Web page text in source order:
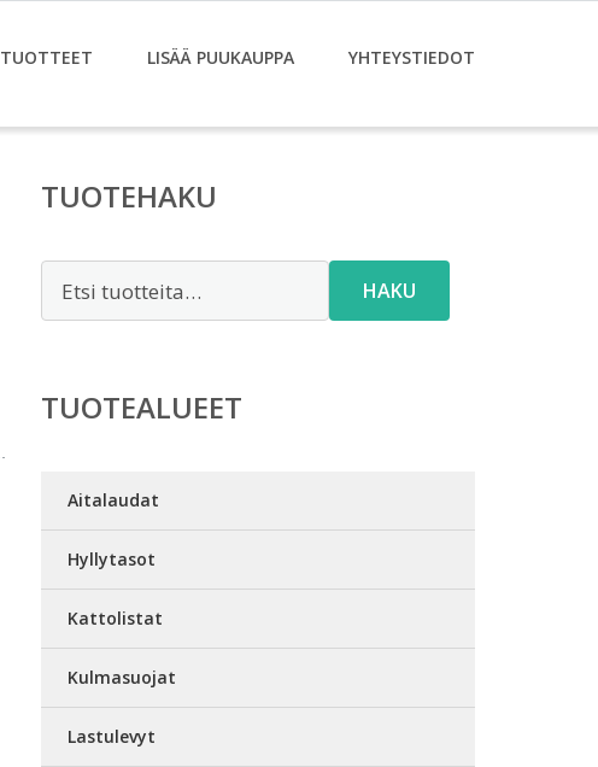
TUOTTEET LISÄÄ PUUKAUPPA YHTEYSTIEDOT
TUOTEHAKU
HAKU
TUOTEALUEET
Aitalaudat
Hyllytasot
Kattolistat
Kulmasuojat
Lastulevyt